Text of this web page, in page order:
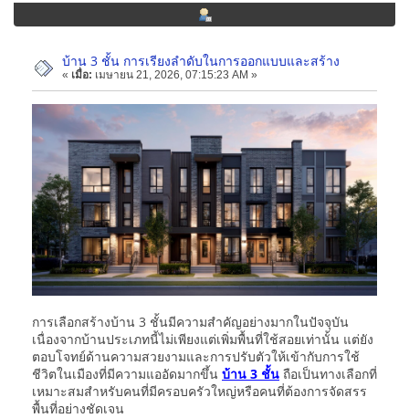
บ้าน 3 ชั้น การเรียงลำดับในการออกแบบและสร้าง
« เมื่อ: เมษายน 21, 2026, 07:15:23 AM »
การเลือกสร้างบ้าน 3 ชั้นมีความสำคัญอย่างมากในปัจจุบัน
เนื่องจากบ้านประเภทนี้ไม่เพียงแต่เพิ่มพื้นที่ใช้สอยเท่านั้น แต่ยัง
ตอบโจทย์ด้านความสวยงามและการปรับตัวให้เข้ากับการใช้
ชีวิตในเมืองที่มีความแออัดมากขึ้น บ้าน 3 ชั้น ถือเป็นทางเลือกที่
เหมาะสมสำหรับคนที่มีครอบครัวใหญ่หรือคนที่ต้องการจัดสรร
พื้นที่อย่างชัดเจน